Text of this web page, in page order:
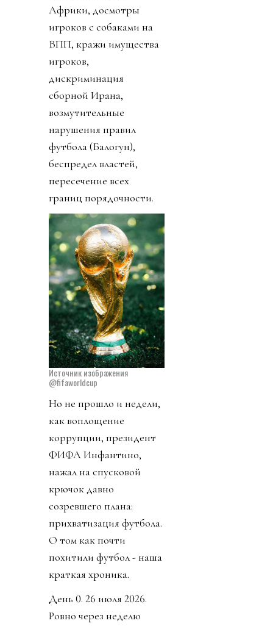
Африки, досмотры
игроков с собаками на
ВПП, кражи имущества
игроков,
дискриминация
сборной Ирана,
возмутительные
нарушения правил
футбола (Балогун),
беспредел властей,
пересечение всех
границ порядочности.
Источник изображения
@fifaworldcup
Но не прошло и недели,
как воплощение
коррупции, президент
ФИФА Инфантино,
нажал на спусковой
крючок давно
созревшего плана:
прихватизация футбола.
О том как почти
похитили футбол - наша
краткая хроника.
День 0. 26 июля 2026.
Ровно через неделю